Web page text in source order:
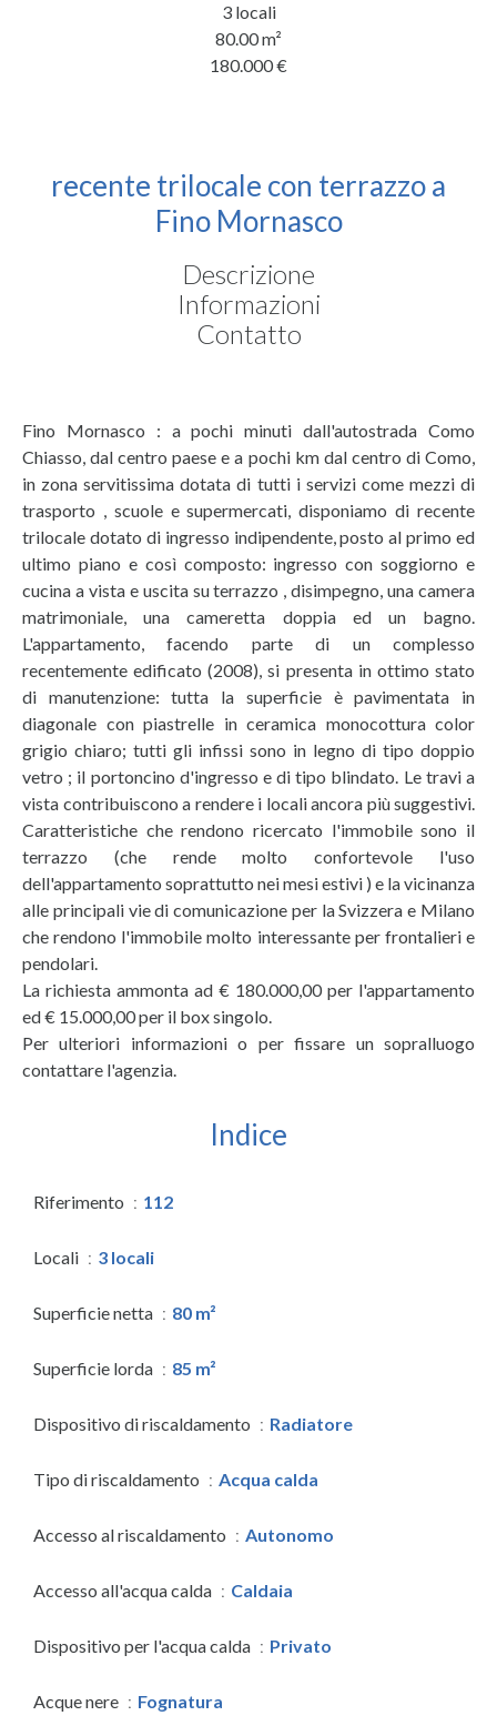
3 locali
80.00m²
180.000 €
recente trilocale con terrazzo a
Fino Mornasco
Descrizione
Informazioni
Contatto
Fino Mornasco : a pochi minuti dall'autostrada Como
Chiasso, dal centro paese e a pochi km dal centro di Como,
in zona servitissima dotata di tutti i servizi come mezzi di
trasporto , scuole e supermercati, disponiamo di recente
trilocale dotato di ingresso indipendente, posto al primo ed
ultimo piano e così composto: ingresso con soggiorno e
cucina a vista e uscita su terrazzo , disimpegno, una camera
matrimoniale, una cameretta doppia ed un bagno.
L'appartamento, facendo parte di un complesso
recentemente edificato (2008), si presenta in ottimo stato
di manutenzione: tutta la superficie è pavimentata in
diagonale con piastrelle in ceramica monocottura color
grigio chiaro; tutti gli infissi sono in legno di tipo doppio
vetro ; il portoncino d'ingresso e di tipo blindato. Le travi a
vista contribuiscono a rendere i locali ancora più suggestivi.
Caratteristiche che rendono ricercato l'immobile sono il
terrazzo (che rende molto confortevole l'uso
dell'appartamento soprattutto nei mesi estivi ) e la vicinanza
alle principali vie di comunicazione per la Svizzera e Milano
che rendono l'immobile molto interessante per frontalieri e
pendolari.
La richiesta ammonta ad € 180.000,00 per l'appartamento
ed € 15.000,00 per il box singolo.
Per ulteriori informazioni o per fissare un sopralluogo
contattare l'agenzia.
Indice
Riferimento 112
Locali 3 locali
Superficie netta 80 m²
Superficie lorda 85 m²
Dispositivo di riscaldamento Radiatore
Tipo di riscaldamento Acqua calda
Accesso al riscaldamento Autonomo
Accesso all'acqua calda Caldaia
Dispositivo per l'acqua calda Privato
Acque nere Fognatura